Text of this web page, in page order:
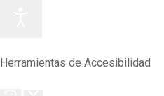
Herramientas de Accesibilidad